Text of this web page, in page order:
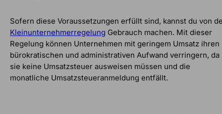
Sofern diese Voraussetzungen erfüllt sind, kannst du von
Kleinunternehmerregelung Gebrauch machen. Mit dieser
Regelung können Unternehmen mit geringem Umsatz ihren
bürokratischen und administrativen Aufwand verringern, da
sie keine Umsatzsteuer ausweisen müssen und die
monatliche Umsatzsteueranmeldung entfällt.